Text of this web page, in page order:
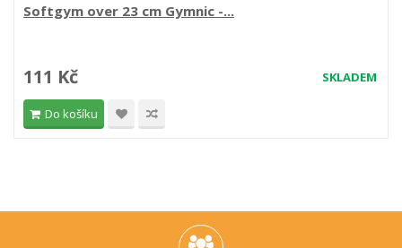
Softgym over 23 cm Gymnic -...
SKLADEM
111 Kč
Do košíku